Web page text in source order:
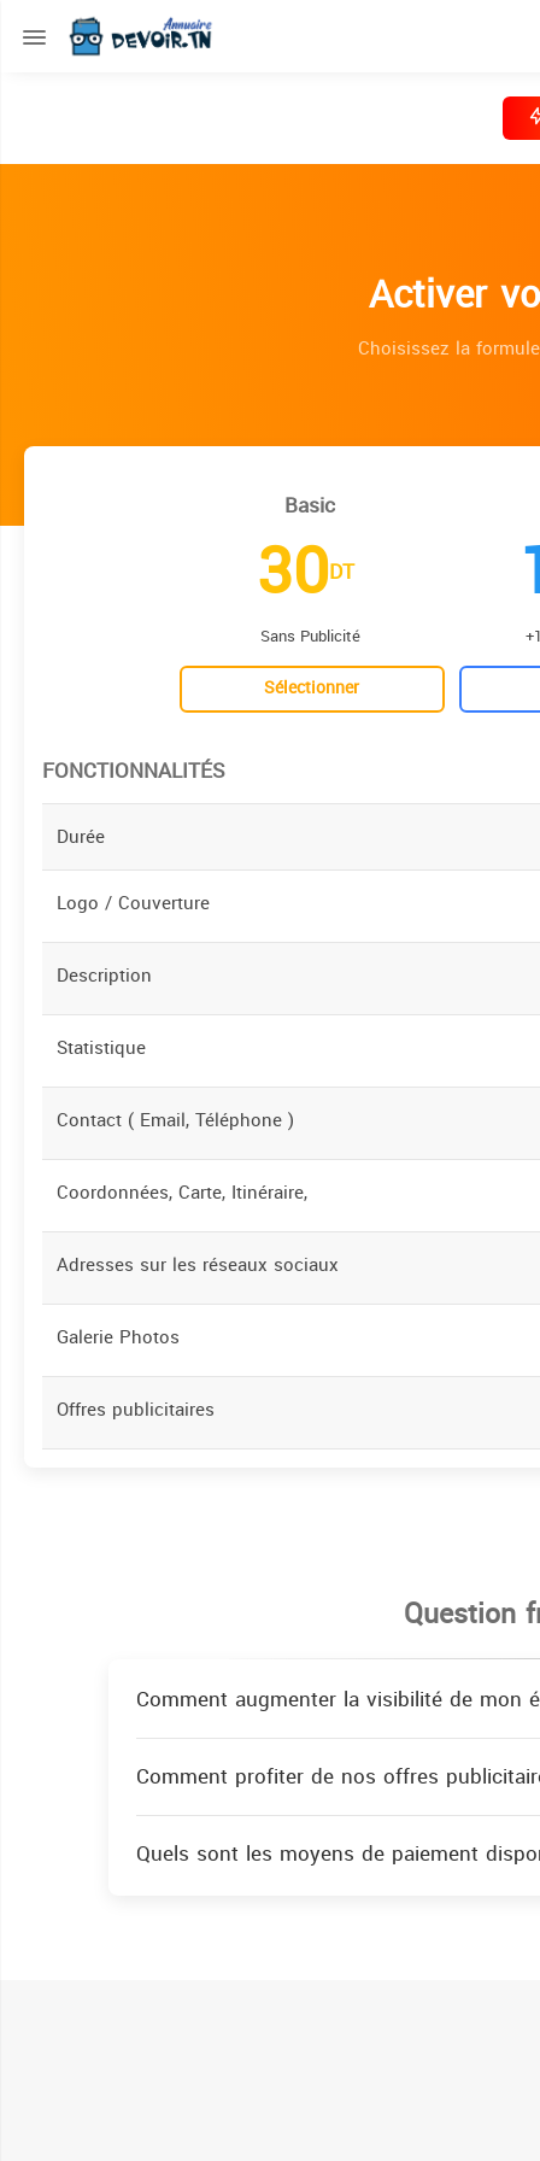
Activer
Choisissez la
Basic
30DT
Sans Publicité
Sélectionner
FONCTIONNALITÉS
Durée
Logo / Couverture
Description
Statistique
Contact ( Email, Téléphone )
Coordonnées, Carte, Itinéraire,
Adresses sur les réseaux sociaux
Galerie Photos
Offres publicitaires
Question
Comment augmenter la visibilité de mon
Comment profiter de nos offres
Quels sont les moyens de paiement